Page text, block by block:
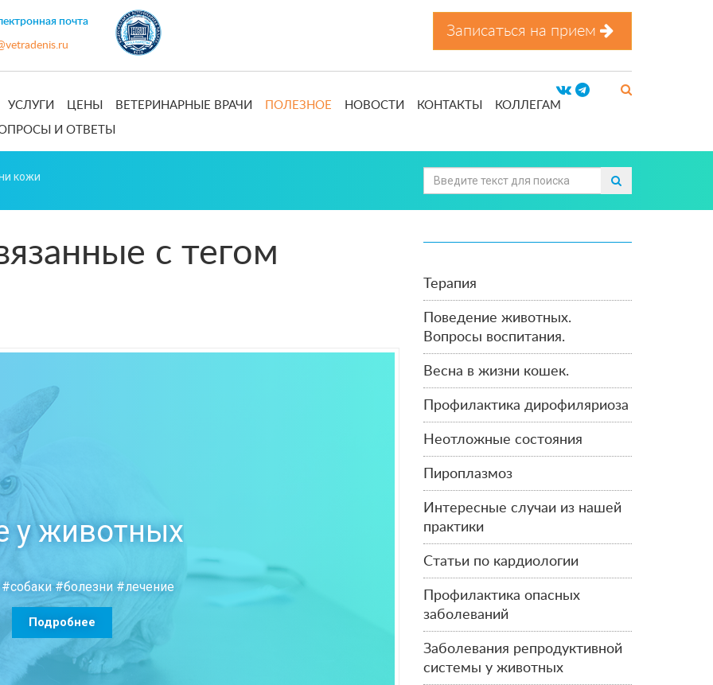
почта
Записаться на прием
УСЛУГИ ЦЕНЫ ВЕТЕРИНАРНЫЕ ВРАЧИ ПОЛЕЗНОЕ НОВОСТИ КОНТАКТЫ КОЛЛЕГАМ
И ОТВЕТЫ
кожи
с тегом
у животных
#собаки #болезни #лечение
Подробнее
Терапия
Поведение животных.
Вопросы воспитания.
Весна в жизни кошек.
Профилактика дирофиляриоза
Неотложные состояния
Пироплазмоз
Интересные случаи из нашей
практики
Статьи по кардиологии
Профилактика опасных
заболеваний
Заболевания репродуктивной
системы у животных